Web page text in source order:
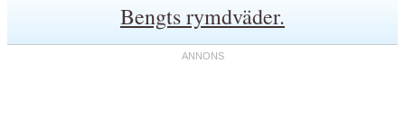
Bengts rymdväder.